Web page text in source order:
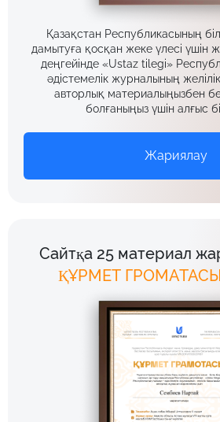
Қазақстан Республикасының
дамытуға қосқан жеке үлесі үшін
деңгейінде «Ustaz tilegi»
әдістемелік журналының
авторлық материалыңызбен
болғаныңыз үшін алғыс
Жариялау
Сайтқа 25 материал
ҚҰРМЕТ